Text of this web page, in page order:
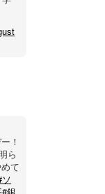
！
ら
て